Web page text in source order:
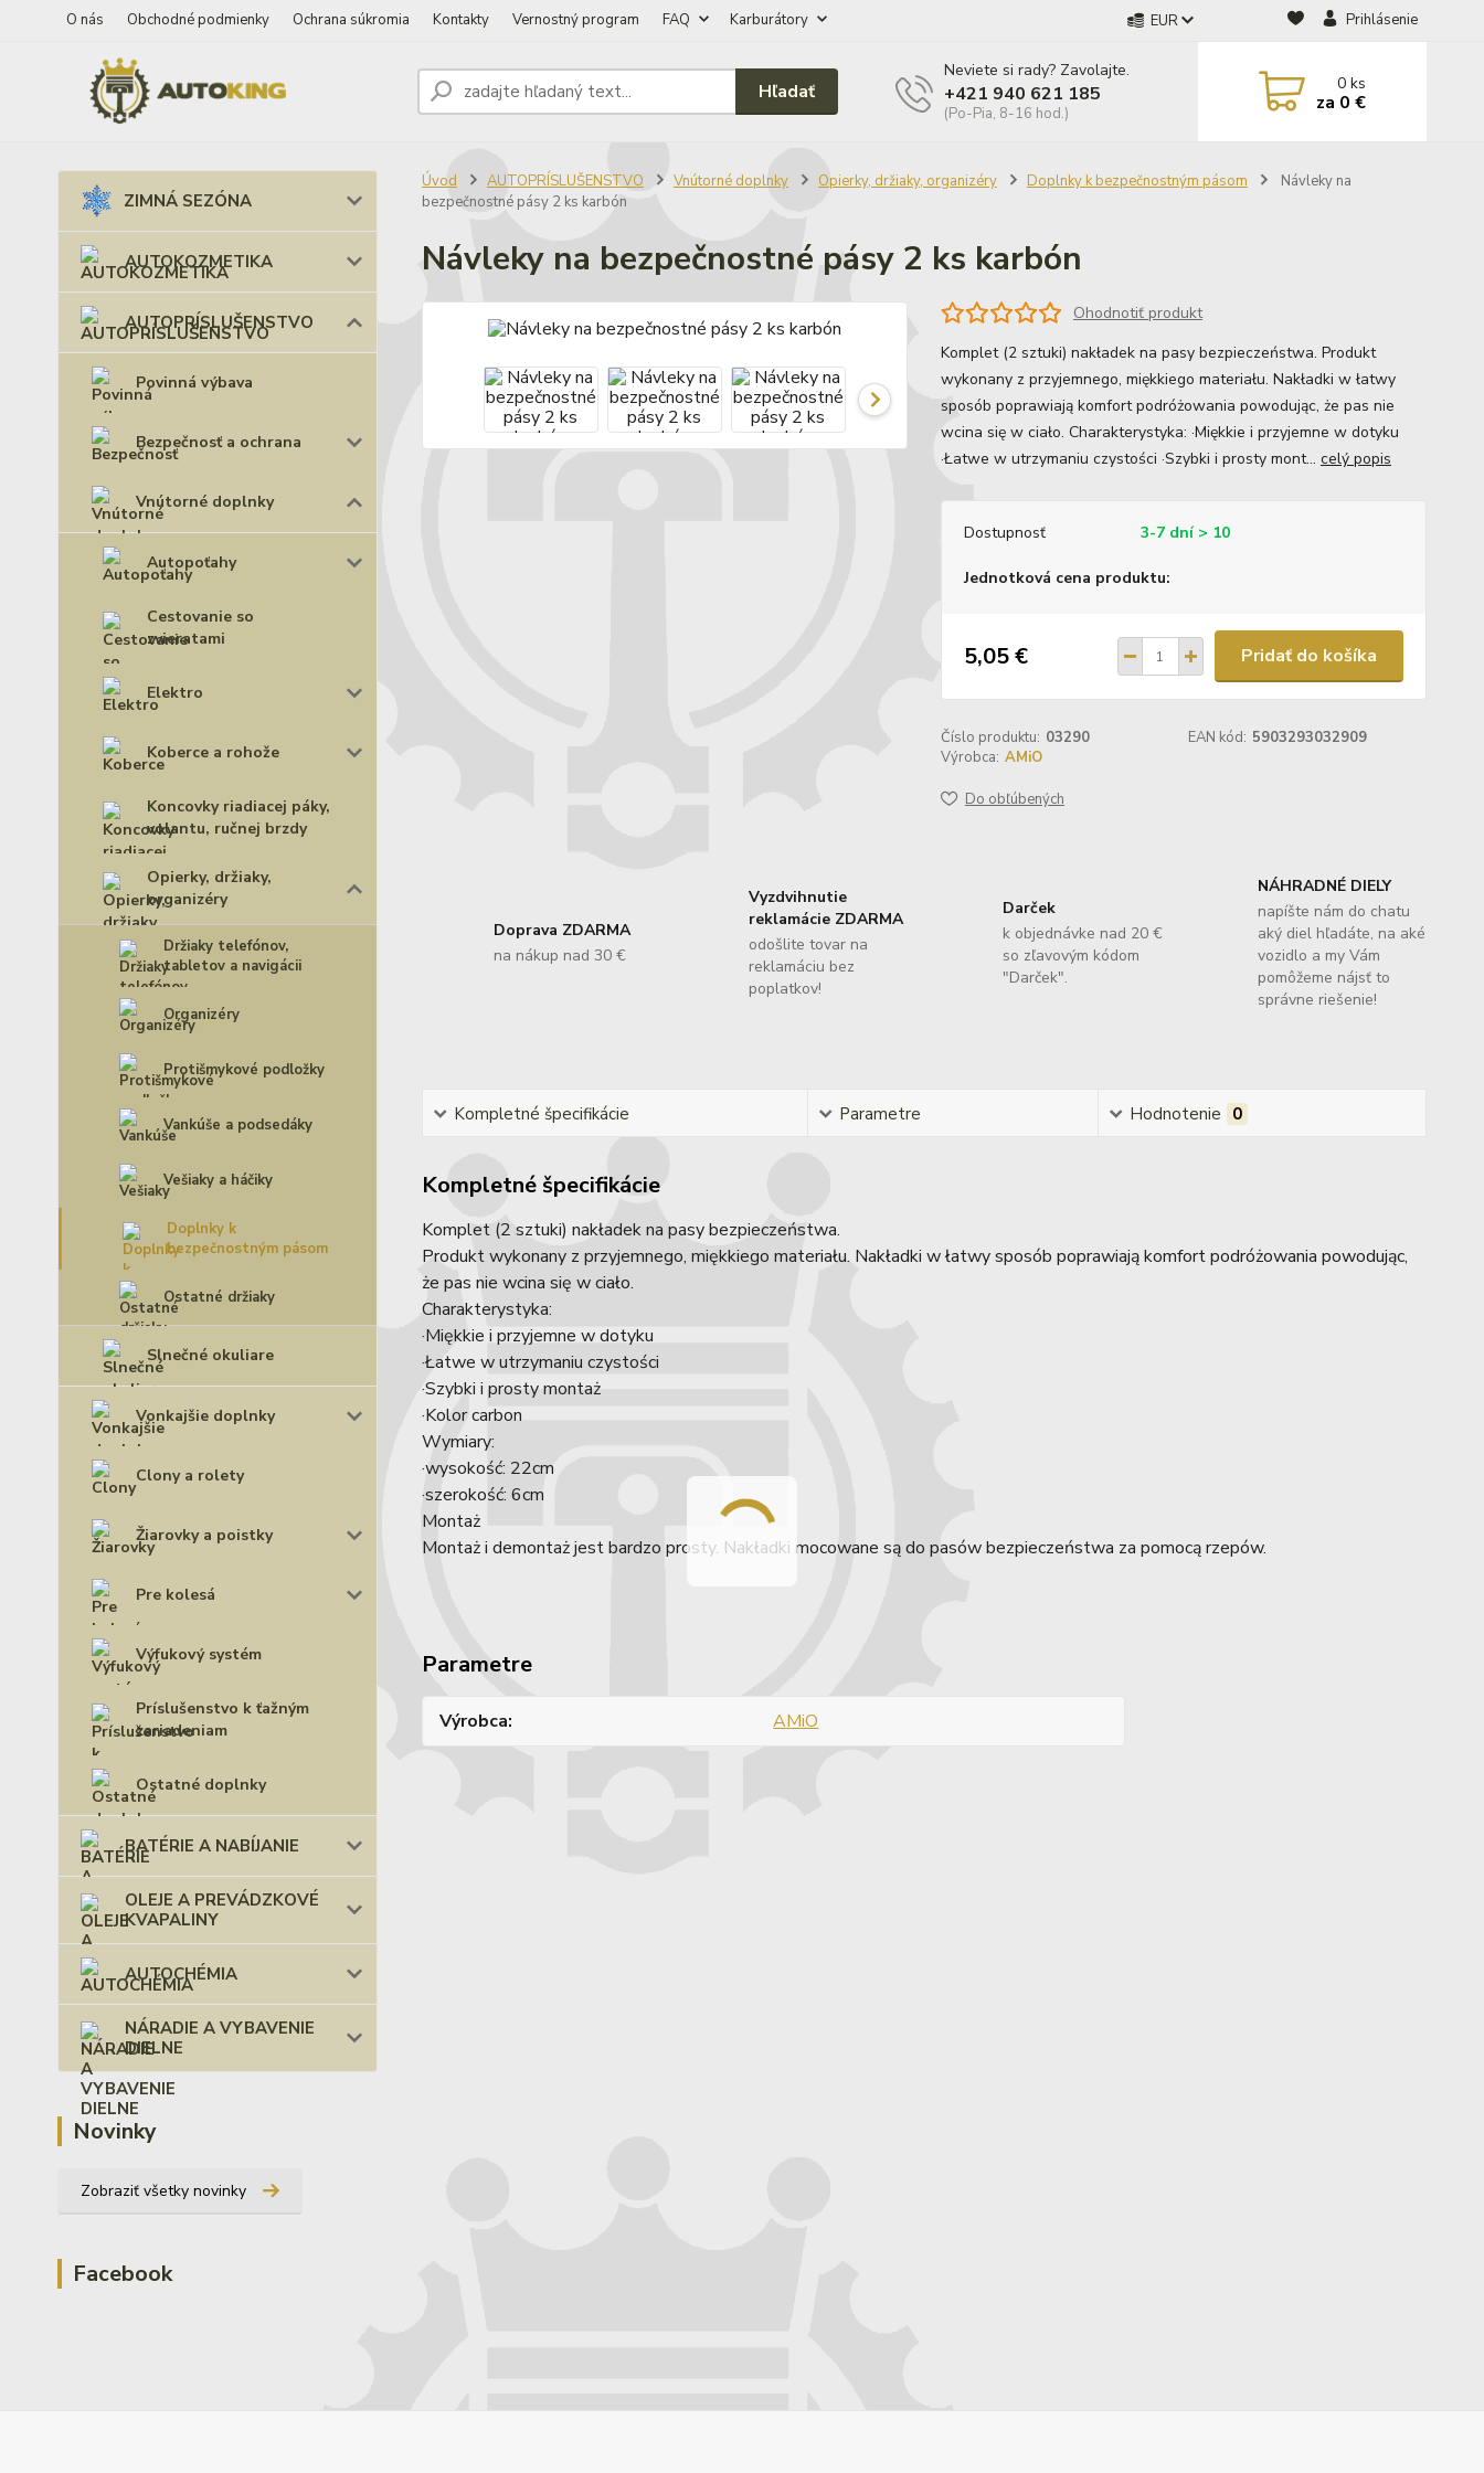
O nás Obchodné podmienky Ochrana súkromia Kontakty Vernostný program FAQ Karburátory EUR Prihlásenie
Hľadať
Neviete si rady? Zavolajte.
+421 940 621 185
(Po-Pia, 8-16 hod.)
0ks
za 0 €
ZIMNÁ SEZÓNA
AUTOKOZMETIKA
AUTOPRÍSLUŠENSTVO
Povinná výbava
Bezpečnosť a ochrana
Vnútorné doplnky
Autopoťahy
Cestovanie so
zvieratami
Elektro
Koberce a rohože
Koncovky riadiacej páky,
volantu, ručnej brzdy
Opierky, držiaky,
organizéry
Držiaky telefónov,
tabletov a navigácii
Organizéry
Protišmykové podložky
Vankúše a podsedáky
Vešiaky a háčiky
Doplnky k
bezpečnostným pásom
Ostatné držiaky
Slnečné okuliare
Vonkajšie doplnky
Clony a rolety
Žiarovky a poistky
Pre kolesá
Výfukový systém
Príslušenstvo k ťažným
zariadeniam
Ostatné doplnky
BATÉRIE A NABÍJANIE
OLEJE A PREVÁDZKOVÉ
KVAPALINY
AUTOCHÉMIA
NÁRADIE A VYBAVENIE
DIELNE
Novinky
Zobraziť všetky novinky
Facebook
Úvod AUTOPRÍSLUŠENSTVO Vnútorné doplnky Opierky, držiaky, organizéry Doplnky k bezpečnostným pásom
Návleky na
bezpečnostné pásy 2 ks karbón
Návleky na bezpečnostné pásy 2 ks karbón
Ohodnotiť produkt
Komplet (2 sztuki) nakładek na pasy bezpieczeństwa. Produkt
wykonany z przyjemnego, miękkiego materiału. Nakładki w łatwy
sposób poprawiają komfort podróżowania powodując, że pas nie
wcina się w ciało. Charakterystyka: ·Miękkie i przyjemne w dotyku
·Łatwe w utrzymaniu czystości ·Szybki i prosty mont... celý popis
Dostupnosť 3-7 dní > 10
Jednotková cena produktu:
5,05 € Pridať do košíka
Číslo produktu: 03290 EAN kód: 5903293032909
Výrobca: AMiO
Do obľúbených
Doprava ZDARMA
na nákup nad 30 €
Vyzdvihnutie
reklamácie ZDARMA
odošlite tovar na
reklamáciu bez
poplatkov!
Darček
k objednávke nad 20 €
so zľavovým kódom
"Darček".
NÁHRADNÉ DIELY
napíšte nám do chatu
aký diel hľadáte, na aké
vozidlo a my Vám
pomôžeme nájsť to
správne riešenie!
Kompletné špecifikácie Parametre Hodnotenie 0
Kompletné špecifikácie
Komplet (2 sztuki) nakładek na pasy bezpieczeństwa.
Produkt wykonany z przyjemnego, miękkiego materiału. Nakładki w łatwy sposób poprawiają komfort podróżowania powodując,
że pas nie wcina się w ciało.
Charakterystyka:
·Miękkie i przyjemne w dotyku
·Łatwe w utrzymaniu czystości
·Szybki i prosty montaż
·Kolor carbon
Wymiary:
·wysokość: 22cm
·szerokość: 6cm
Montaż
Montaż i demontaż jest bardzo prosty. Nakładki mocowane są do pasów bezpieczeństwa za pomocą rzepów.
Parametre
Výrobca AMiO